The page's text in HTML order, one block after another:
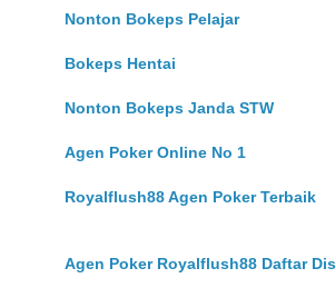
Nonton Bokeps Pelajar
Bokeps Hentai
Nonton Bokeps Janda STW
Agen Poker Online No 1
Royalflush88 Agen Poker Terbaik
Agen Poker Royalflush88 Daftar